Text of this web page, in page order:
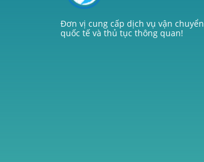
Đơn vị cung cấp dịch vụ vận chuyển
quốc tế và thủ tục thông quan!